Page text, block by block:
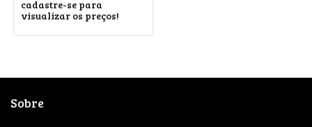
cadastre-se para
visualizar os preços!
Sobre